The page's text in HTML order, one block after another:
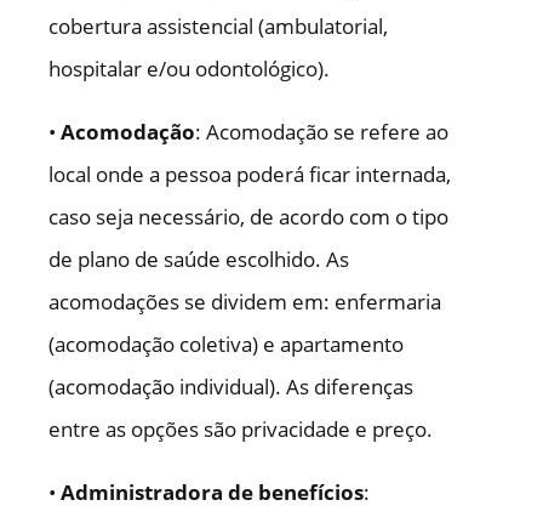
cobertura assistencial (ambulatorial,
hospitalar e/ou odontológico).
• Acomodação: Acomodação se refere ao
local onde a pessoa poderá ficar internada,
caso seja necessário, de acordo com o tipo
de plano de saúde escolhido. As
acomodações se dividem em: enfermaria
(acomodação coletiva) e apartamento
(acomodação individual). As diferenças
entre as opções são privacidade e preço.
• Administradora de benefícios: